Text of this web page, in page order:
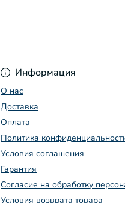
Информация
О нас
Доставка
Оплата
Политика
Условия соглашения
Гарантия
Согласие на обработку
Условия возврата товара